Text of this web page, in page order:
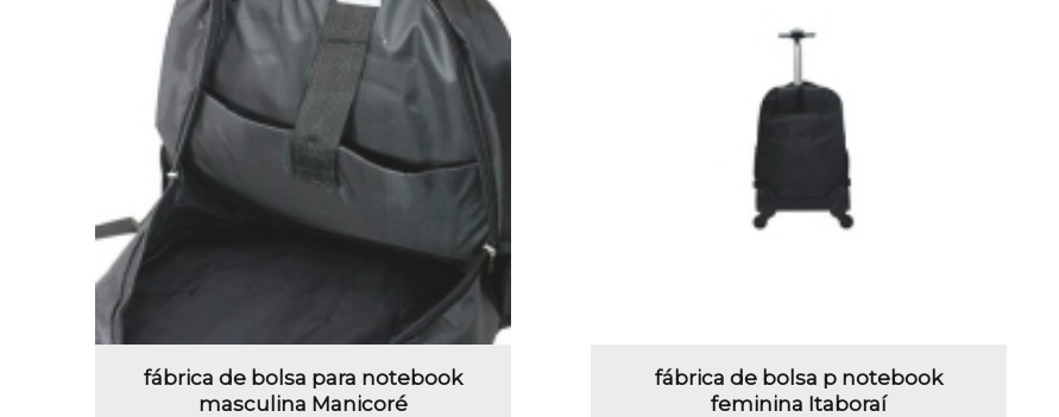
fábrica de bolsa para notebook
masculina Manicoré
fábrica de bolsa p notebook
feminina Itaboraí